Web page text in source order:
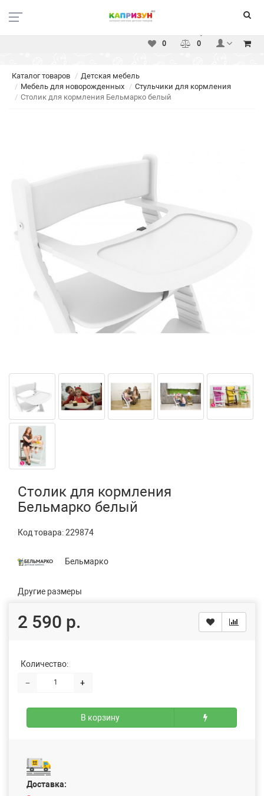
0
0
Каталог товаров
Детская мебель
Мебель для новорожденных
Стульчики для кормления
Столик для кормления Бельмарко белый
Столик для кормления
Бельмарко белый
Код товара:229874
Бельмарко
Другие размеры
2 590 р.
Количество:
−
+
В корзину
Доставка: